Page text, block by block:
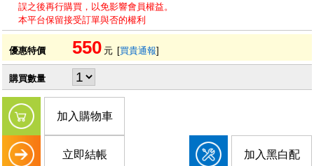
誤之後再行購買，以免影響會員權益。
本平台保留接受訂單與否的權利
優惠特價 550 元 [買貴通報]
購買數量
加入購物車
立即結帳 加入黑白配